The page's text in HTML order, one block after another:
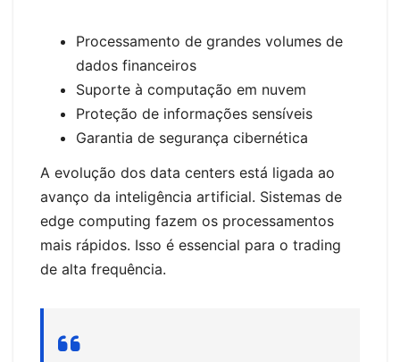
Processamento de grandes volumes de
dados financeiros
Suporte à computação em nuvem
Proteção de informações sensíveis
Garantia de segurança cibernética
A evolução dos data centers está ligada ao
avanço da inteligência artificial. Sistemas de
edge computing fazem os processamentos
mais rápidos. Isso é essencial para o trading
de alta frequência.